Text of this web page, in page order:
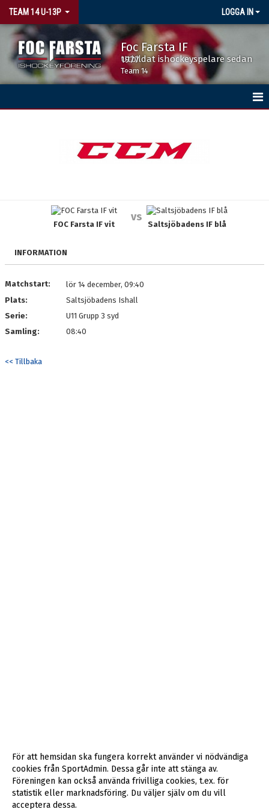
TEAM 14 U-13P LOGGA IN
Foc Farsta IF
Utbildat ishockeyspelare sedan 1977
Team 14
BILDGALLERI
KONTAKT
FOC Farsta IF vit
vs
Saltsjöbadens IF blå
INFORMATION
Matchstart:
lör 14 december, 09:40
Plats:
Saltsjöbadens Ishall
Serie:
U11 Grupp 3 syd
Samling:
08:40
<< Tillbaka
För att hemsidan ska fungera korrekt använder vi nödvändiga
cookies från SportAdmin. Dessa går inte att stänga av.
Föreningen kan också använda frivilliga cookies, t.ex. för
statistik eller marknadsföring. Du väljer själv om du vill
acceptera dessa.